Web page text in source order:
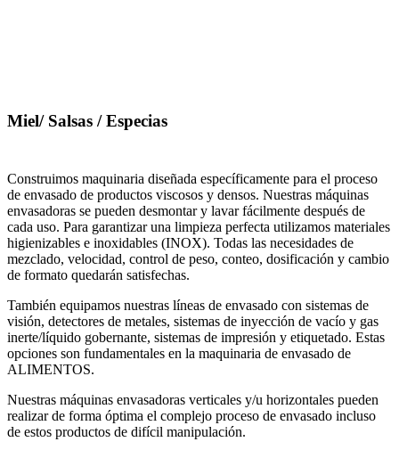
Miel/ Salsas / Especias
Construimos maquinaria diseñada específicamente para el proceso
de envasado de productos viscosos y densos. Nuestras máquinas
envasadoras se pueden desmontar y lavar fácilmente después de
cada uso. Para garantizar una limpieza perfecta utilizamos materiales
higienizables e inoxidables (INOX). Todas las necesidades de
mezclado, velocidad, control de peso, conteo, dosificación y cambio
de formato quedarán satisfechas.
También equipamos nuestras líneas de envasado con sistemas de
visión, detectores de metales, sistemas de inyección de vacío y gas
inerte/líquido gobernante, sistemas de impresión y etiquetado. Estas
opciones son fundamentales en la maquinaria de envasado de
ALIMENTOS.
Nuestras máquinas envasadoras verticales y/u horizontales pueden
realizar de forma óptima el complejo proceso de envasado incluso
de estos productos de difícil manipulación.